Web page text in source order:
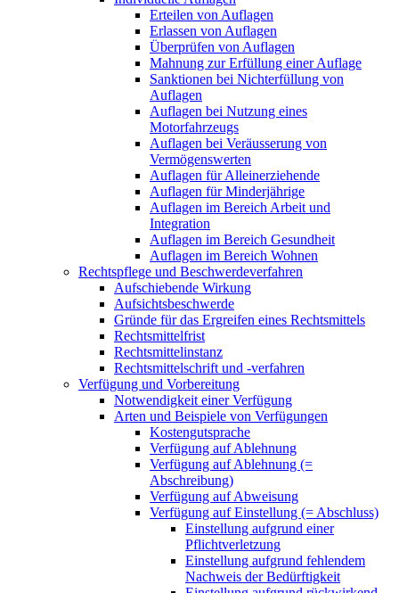
Erteilen von Auflagen
Erlassen von Auflagen
Überprüfen von Auflagen
Mahnung zur Erfüllung einer Auflage
Sanktionen bei Nichterfüllung von
Auflagen
Auflagen bei Nutzung eines
Motorfahrzeugs
Auflagen bei Veräusserung von
Vermögenswerten
Auflagen für Alleinerziehende
Auflagen für Minderjährige
Auflagen im Bereich Arbeit und
Integration
Auflagen im Bereich Gesundheit
Auflagen im Bereich Wohnen
Rechtspflege und Beschwerdeverfahren
Aufschiebende Wirkung
Aufsichtsbeschwerde
Gründe für das Ergreifen eines Rechtsmittels
Rechtsmittelfrist
Rechtsmittelinstanz
Rechtsmittelschrift und -verfahren
Verfügung und Vorbereitung
Notwendigkeit einer Verfügung
Arten und Beispiele von Verfügungen
Kostengutsprache
Verfügung auf Ablehnung
Verfügung auf Ablehnung (=
Abschreibung)
Verfügung auf Abweisung
Verfügung auf Einstellung (= Abschluss)
Einstellung aufgrund einer
Pflichtverletzung
Einstellung aufgrund fehlendem
Nachweis der Bedürftigkeit